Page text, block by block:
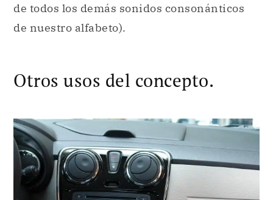
de todos los demás sonidos consonánticos
de nuestro alfabeto).
Otros usos del concepto.